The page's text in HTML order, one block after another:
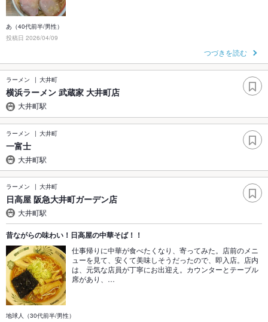
あ（40代前半/男性）
投稿日 2026/04/09
つづきを読む
ラーメン 大井町
横浜ラーメン 武蔵家 大井町店
大井町駅
ラーメン 大井町
一富士
大井町駅
ラーメン 大井町
日高屋 阪急大井町ガーデン店
大井町駅
昔ながらの味わい！日高屋の中華そば！！
仕事帰りに中華が食べたくなり、寄ってみた。店前のメニ
ューを見て、安くて美味しそうだったので、即入店。店内
は、元気な店員が丁寧にお出迎え。カウンターとテーブル
席があり、…
地球人（30代前半/男性）